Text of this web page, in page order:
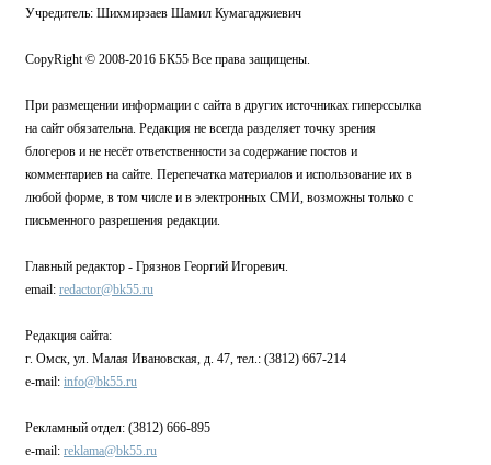
Учредитель: Шихмирзаев Шамил Кумагаджиевич
CopyRight © 2008-2016 БК55 Все права защищены.
При размещении информации с сайта в других источниках гиперссылка
на сайт обязательна. Редакция не всегда разделяет точку зрения
блогеров и не несёт ответственности за содержание постов и
комментариев на сайте. Перепечатка материалов и использование их в
любой форме, в том числе и в электронных СМИ, возможны только с
письменного разрешения редакции.
Главный редактор - Грязнов Георгий Игоревич.
email: redactor@bk55.ru
Редакция сайта:
г. Омск, ул. Малая Ивановская, д. 47, тел.: (3812) 667-214
e-mail: info@bk55.ru
Рекламный отдел: (3812) 666-895
e-mail: reklama@bk55.ru